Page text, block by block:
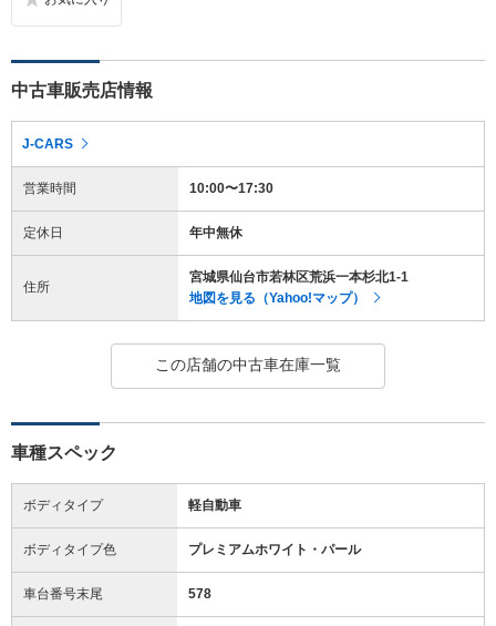
中古車販売店情報
J-CARS
営業時間 10:00〜17:30
定休日 年中無休
住所
宮城県仙台市若林区荒浜一本杉北1-1
地図を見る（Yahoo!マップ）
この店舗の中古車在庫一覧
車種スペック
ボディタイプ 軽自動車
ボディタイプ色 プレミアムホワイト・パール
車台番号末尾 578